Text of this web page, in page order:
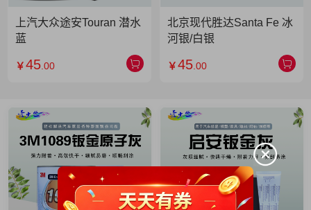
上汽大众途安Touran 潜水
蓝
￥45 .00
北京现代胜达Santa Fe 冰
河银/白银
￥45 .00